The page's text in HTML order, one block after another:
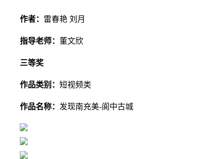
作者： 雷春艳 刘月
指导老师： 董文欣
三等奖
作品类别： 短视频类
作品名称： 发现南充美-阆中古城